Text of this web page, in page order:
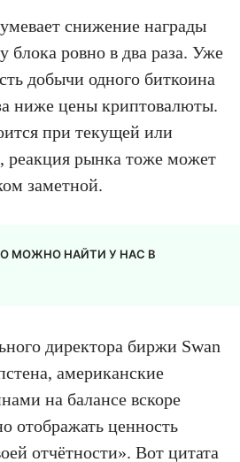
снижение награды
блока ровно в два раза. Уже
добычи одного биткоина
ниже цены криптовалюты.
при текущей или
реакция рынка тоже может
заметной.
МОЖНО НАЙТИ У НАС В
директора биржи Swan
американские
на балансе вскоре
отображать ценность
отчётности». Вот цитата